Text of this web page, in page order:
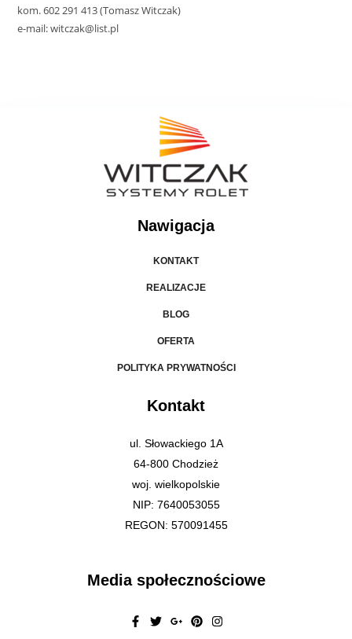
kom. 602 291 413 (Tomasz Witczak)
e-mail: witczak@list.pl
Nawigacja
KONTAKT
REALIZACJE
BLOG
OFERTA
POLITYKA PRYWATNOŚCI
Kontakt
ul. Słowackiego 1A
64-800 Chodzież
woj. wielkopolskie
NIP: 7640053055
REGON: 570091455
Media społecznościowe